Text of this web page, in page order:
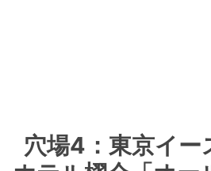
穴場4：東京イー